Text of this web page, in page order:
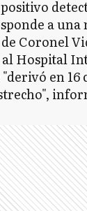
a
Coronel
Hospital
en 16